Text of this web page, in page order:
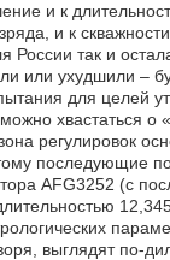
и к
и к
России так и
или ухудшили –
для целей
можно хвастаться
регулировок
последующие
AFG3252 (с
выглядят по-